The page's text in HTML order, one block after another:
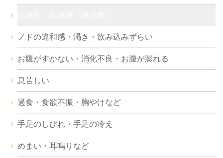
ノドの違和感・渇き・飲み込みずらい
お腹がすかない・消化不良・お腹が膨れる
息苦しい
過食・食欲不振・胸やけなど
手足のしびれ・手足の冷え
めまい・耳鳴りなど